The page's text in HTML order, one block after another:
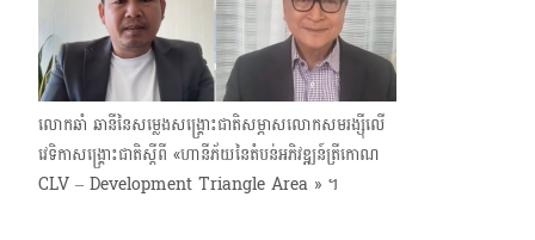
លោកឆាំ ឆានីនៃសម្លេងសង្គ្រោះជាតិសម្ភាសលោកសមរង្ស៊ីលើ
វេទិកាសង្គ្រោះជាតិស្ដីពី «ហានីភ័យនៃតំបន់អភិវឌ្ឍន៍ត្រីកោណ
CLV – Development Triangle Area » ។